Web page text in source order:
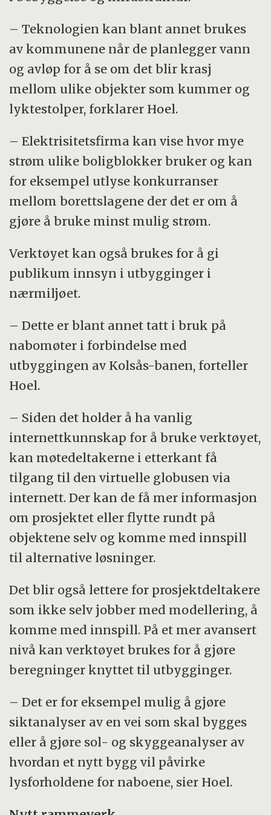
– Teknologien kan blant annet brukes
av kommunene når de planlegger vann
og avløp for å se om det blir krasj
mellom ulike objekter som kummer og
lyktestolper, forklarer Hoel.
– Elektrisitetsfirma kan vise hvor mye
strøm ulike boligblokker bruker og kan
for eksempel utlyse konkurranser
mellom borettslagene der det er om å
gjøre å bruke minst mulig strøm.
Verktøyet kan også brukes for å gi
publikum innsyn i utbygginger i
nærmiljøet.
– Dette er blant annet tatt i bruk på
nabomøter i forbindelse med
utbyggingen av Kolsås-banen, forteller
Hoel.
– Siden det holder å ha vanlig
internettkunnskap for å bruke verktøyet,
kan møtedeltakerne i etterkant få
tilgang til den virtuelle globusen via
internett. Der kan de få mer informasjon
om prosjektet eller flytte rundt på
objektene selv og komme med innspill
til alternative løsninger.
Det blir også lettere for prosjektdeltakere
som ikke selv jobber med modellering, å
komme med innspill. På et mer avansert
nivå kan verktøyet brukes for å gjøre
beregninger knyttet til utbygginger.
– Det er for eksempel mulig å gjøre
siktanalyser av en vei som skal bygges
eller å gjøre sol- og skyggeanalyser av
hvordan et nytt bygg vil påvirke
lysforholdene for naboene, sier Hoel.